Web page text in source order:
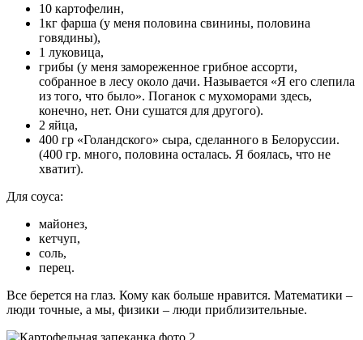
10 картофелин,
1кг фарша (у меня половина свинины, половина
говядины),
1 луковица,
грибы (у меня замореженное грибное ассорти,
собранное в лесу около дачи. Называется «Я его слепила
из того, что было». Поганок с мухоморами здесь,
конечно, нет. Они сушатся для другого).
2 яйца,
400 гр «Голандского» сыра, сделанного в Белоруссии.
(400 гр. много, половина осталась. Я боялась, что не
хватит).
Для соуса:
майонез,
кетчуп,
соль,
перец.
Все берется на глаз. Кому как больше нравится. Математики –
люди точные, а мы, физики – люди приблизительные.